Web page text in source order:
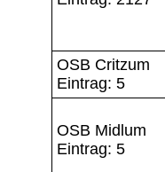
OSB Critzum
Eintrag: 5
OSB Midlum
Eintrag: 5